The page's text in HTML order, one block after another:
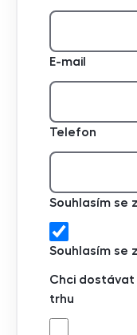
E-mail
Telefon
Souhlasím se
Souhlasím se
Chci dostávat
trhu